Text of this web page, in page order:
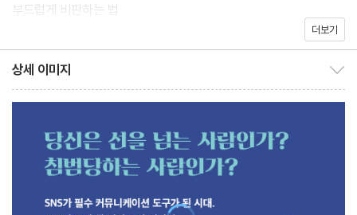
저자는 원만한 인간관계로 성공 가도를 달리는 사람들은 좀처럼 선
을 넘지 않고 상대방과의 안전거리를 지킨다고 말한다. 그에 더해 목
표를 이루기 위해 필요한 디테일에 집중하고 에너지를 쏟는다는 사
일반인들이 겪은 수많은 실제 사례를 인용해 독자를 깨우친다.
부드럽게 비판하는 법
목소리 큰 사람이 과연 이길까?
다른 사람의 취향을 비웃지 마라
Chapter 2. 사회성 좋은 사람들의 비밀
사람 사이에는 안전거리가 필요하다
더보기
상세 이미지